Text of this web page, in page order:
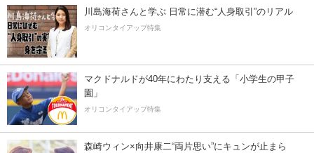
川島海荷さんと学ぶ 日常に潜む“人身取引”のリアル
オリコンタイアップ特集
マクドナルドが40年にわたり支える「小学生の甲子
園」
オリコンタイアップ特集
森崎ウィン×向井康二“両片思い”にキュンが止まら